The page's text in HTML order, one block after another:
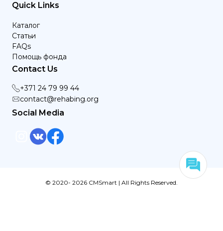
Quick Links
Каталог
Статьи
FAQs
Помощь фонда
Contact Us
+371 24 79 99 44
contact@rehabing.org
Social Media
© 2020- 2026 CMSmart | All Rights Reserved.